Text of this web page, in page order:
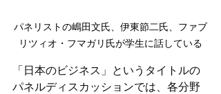
パネリストの嶋田文氏、伊東節二氏、ファブ
リツィオ・フマガリ氏が学生に話している
「日本のビジネス」というタイトルの
パネルディスカッションでは、各分野